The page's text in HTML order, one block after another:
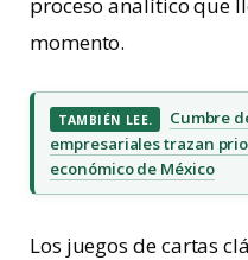
momento.
TAMBIÉN LEE.
Cumbre
empresariales trazan
económico de México
Los juegos de cartas